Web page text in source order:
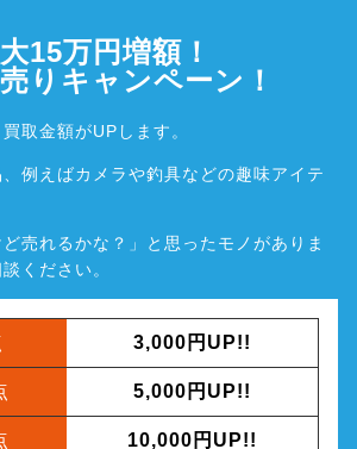
15万円増額！
りキャンペーン！
取金額がUPします。
例えばカメラや釣具などの趣味アイテ
ど売れるかな？」と思ったモノがありま
ください。
3,000円UP!!
5,000円UP!!
10,000円UP!!